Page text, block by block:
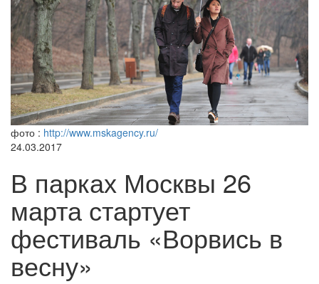
фото : http://www.mskagency.ru/
24.03.2017
В парках Москвы 26
марта стартует
фестиваль «Ворвись в
весну»